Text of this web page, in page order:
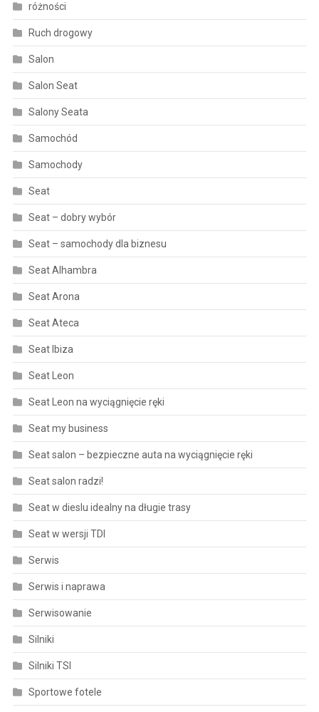
różności
Ruch drogowy
Salon
Salon Seat
Salony Seata
Samochód
Samochody
Seat
Seat – dobry wybór
Seat – samochody dla biznesu
Seat Alhambra
Seat Arona
Seat Ateca
Seat Ibiza
Seat Leon
Seat Leon na wyciągnięcie ręki
Seat my business
Seat salon – bezpieczne auta na wyciągnięcie ręki
Seat salon radzi!
Seat w dieslu idealny na długie trasy
Seat w wersji TDI
Serwis
Serwis i naprawa
Serwisowanie
Silniki
Silniki TSI
Sportowe fotele